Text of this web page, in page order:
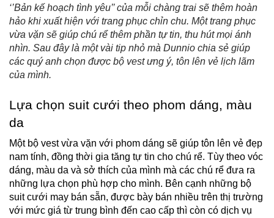
‘’Bản kế hoạch tình yêu’’ của mỗi chàng trai sẽ thêm hoàn
hảo khi xuất hiện với trang phục chỉn chu. Một trang phục
vừa vặn sẽ giúp chú rể thêm phần tự tin, thu hút mọi ánh
nhìn. Sau đây là một vài tip nhỏ mà Dunnio chia sẻ giúp
các quý anh chọn được bộ vest ưng ý, tôn lên vẻ lịch lãm
của mình.
Lựa chọn suit cưới theo phom dáng, màu
da
Một bộ vest vừa vặn với phom dáng sẽ giúp tôn lên vẻ đẹp
nam tính, đồng thời gia tăng tự tin cho chú rể. Tùy theo vóc
dáng, màu da và sở thích của mình mà các chú rể đưa ra
những lựa chọn phù hợp cho mình. Bên cạnh những bộ
suit cưới may bán sẵn, được bày bán nhiều trên thị trường
với mức giá từ trung bình đến cao cấp thì còn có dịch vụ